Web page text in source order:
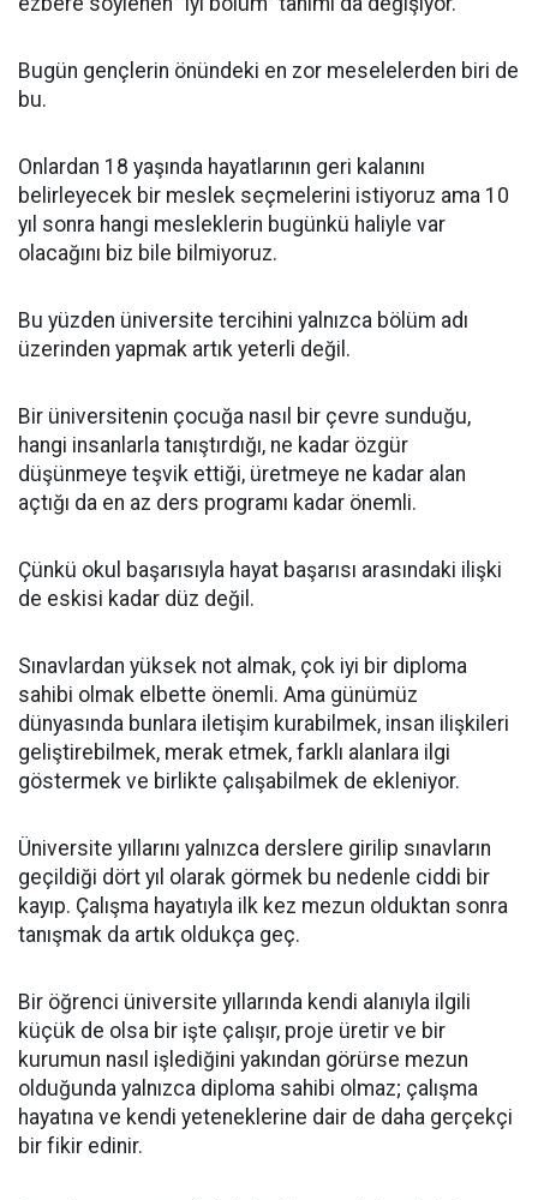
Bugün gençlerin önündeki en zor meselelerden biri de
bu.
Onlardan 18 yaşında hayatlarının geri kalanını
belirleyecek bir meslek seçmelerini istiyoruz ama 10
yıl sonra hangi mesleklerin bugünkü haliyle var
olacağını biz bile bilmiyoruz.
Bu yüzden üniversite tercihini yalnızca bölüm adı
üzerinden yapmak artık yeterli değil.
Bir üniversitenin çocuğa nasıl bir çevre sunduğu,
hangi insanlarla tanıştırdığı, ne kadar özgür
düşünmeye teşvik ettiği, üretmeye ne kadar alan
açtığı da en az ders programı kadar önemli.
Çünkü okul başarısıyla hayat başarısı arasındaki ilişki
de eskisi kadar düz değil.
Sınavlardan yüksek not almak, çok iyi bir diploma
sahibi olmak elbette önemli. Ama günümüz
dünyasında bunlara iletişim kurabilmek, insan ilişkileri
geliştirebilmek, merak etmek, farklı alanlara ilgi
göstermek ve birlikte çalışabilmek de ekleniyor.
Üniversite yıllarını yalnızca derslere girilip sınavların
geçildiği dört yıl olarak görmek bu nedenle ciddi bir
kayıp. Çalışma hayatıyla ilk kez mezun olduktan sonra
tanışmak da artık oldukça geç.
Bir öğrenci üniversite yıllarında kendi alanıyla ilgili
küçük de olsa bir işte çalışır, proje üretir ve bir
kurumun nasıl işlediğini yakından görürse mezun
olduğunda yalnızca diploma sahibi olmaz; çalışma
hayatına ve kendi yeteneklerine dair de daha gerçekçi
bir fikir edinir.